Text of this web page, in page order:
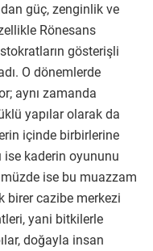
güç, zenginlik ve
Rönesans
gösterişli
O dönemlerde
aynı zamanda
yapılar olarak da
içinde birbirlerine
ise kaderin oyununu
ise bu muazzam
birer cazibe merkezi
yani bitkilerle
doğayla insan